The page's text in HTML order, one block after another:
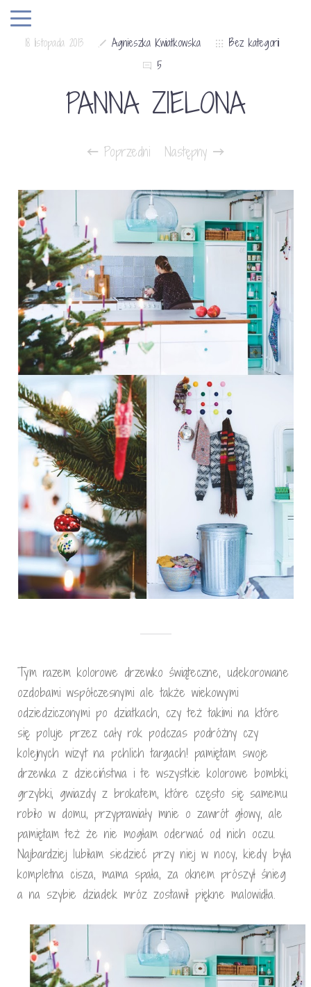
18 listopada 2013 Agnieszka Kwiatkowska
Bez kategorii
5
PANNA ZIELONA
Poprzedni Następny
Tym razem kolorowe drzewko świąteczne, udekorowane
ozdobami współczesnymi ale także wiekowymi
odziedziczonymi po dziatkach, czy też takimi na które
się poluje przez cały rok podczas podróżny czy
kolejnych wizyt na pchlich targach! pamiętam swoje
drzewka z dzieciństwa i te wszystkie kolorowe bombki,
grzybki, gwiazdy z brokatem, które często się samemu
robiło w domu, przyprawiały mnie o zawrót głowy, ale
pamiętam też że nie mogłam oderwać od nich oczu.
Najbardziej lubiłam siedzieć przy niej w nocy, kiedy była
kompletna cisza, mama spała, za oknem prószył śnieg
a na szybie dziadek mróz zostawił piękne malowidła.